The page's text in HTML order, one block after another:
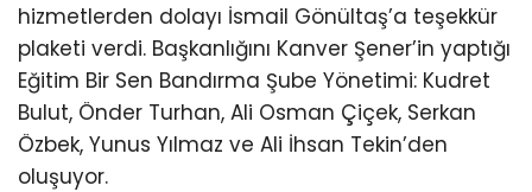
hizmetlerden dolayı İsmail Gönültaş’a teşekkür
plaketi verdi. Başkanlığını Kanver Şener’in yaptığı
Eğitim Bir Sen Bandırma Şube Yönetimi: Kudret
Bulut, Önder Turhan, Ali Osman Çiçek, Serkan
Özbek, Yunus Yılmaz ve Ali İhsan Tekin’den
oluşuyor.